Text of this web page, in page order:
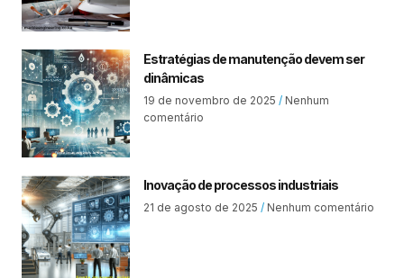
Estratégias de manutenção devem ser
dinâmicas
19 de novembro de 2025
Nenhum
comentário
Inovação de processos industriais
21 de agosto de 2025 Nenhum comentário